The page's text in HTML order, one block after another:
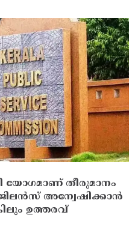
യോഗമാണ് തീരുമാനം
അന്വേഷിക്കാന്‍
ഉത്തരവ്